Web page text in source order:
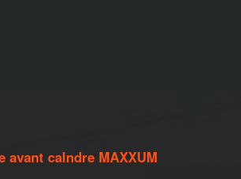
avant calndre MAXXUM